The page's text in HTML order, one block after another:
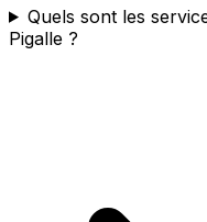
Quels sont les
Pigalle ?